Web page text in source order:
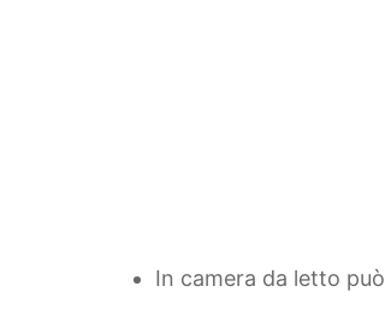
In camera da letto